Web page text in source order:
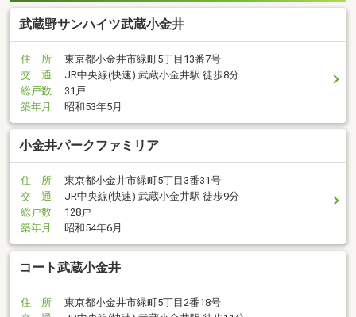
武蔵野サンハイツ武蔵小金井
住 所
東京都小金井市緑町5丁目13番7号
交 通
JR中央線(快速) 武蔵小金井駅 徒歩8分
総戸数
31戸
築年月
昭和53年5月
小金井パークファミリア
住 所
東京都小金井市緑町5丁目3番31号
交 通
JR中央線(快速) 武蔵小金井駅 徒歩9分
総戸数
128戸
築年月
昭和54年6月
コート武蔵小金井
住 所
東京都小金井市緑町5丁目2番18号